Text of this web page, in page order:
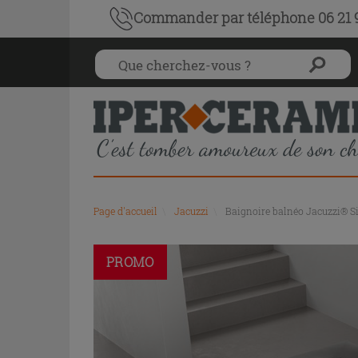
Commander par téléphone 06 21
Page d'accueil Jacuzzi Baignoire balnéo Jacuzzi®
PROMO